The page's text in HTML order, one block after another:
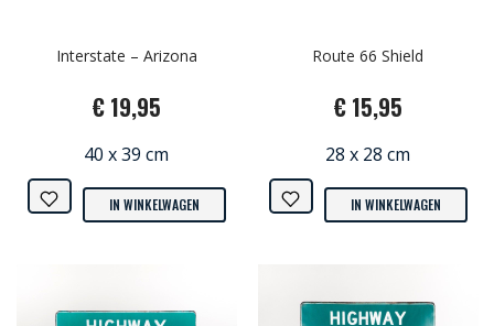
Interstate – Arizona
€ 19,95
40 x 39 cm
IN WINKELWAGEN
Route 66 Shield
€ 15,95
28 x 28 cm
IN WINKELWAGEN